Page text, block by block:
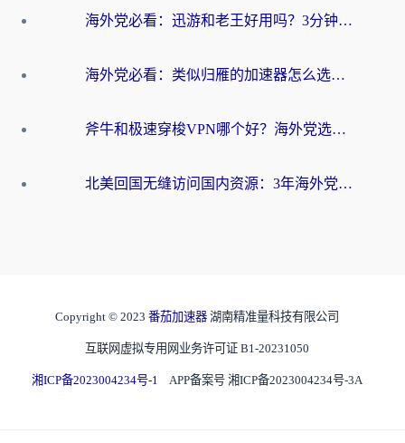
海外党必看：迅游和老王好用吗？3分钟选对加速国内网络的加速器
海外党必看：类似归雁的加速器怎么选？一篇搞定无缝访问国内资源
斧牛和极速穿梭VPN哪个好？海外党选回国加速器必看的真实对比与避坑指南
北美回国无缝访问国内资源：3年海外党亲测的加速器选择指南
Copyright © 2023 番茄加速器 湖南精准量科技有限公司
互联网虚拟专用网业务许可证 B1-20231050
湘ICP备2023004234号-1 APP备案号 湘ICP备2023004234号-3A